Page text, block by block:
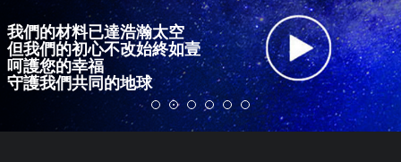
我們的材料已達浩瀚太空
但我們的初心不改始終如壹
呵護您的幸福
守護我們共同的地球